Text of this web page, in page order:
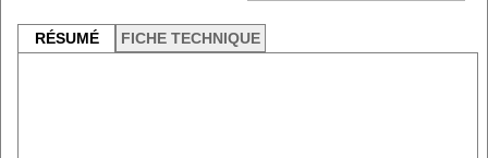
RÉSUMÉ FICHE TECHNIQUE